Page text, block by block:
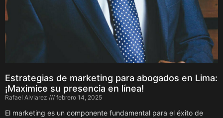
Estrategias de marketing para abogados en Lima:
¡Maximice su presencia en línea!
Rafael Alviarez febrero 14, 2025
El marketing es un componente fundamental para el éxito de